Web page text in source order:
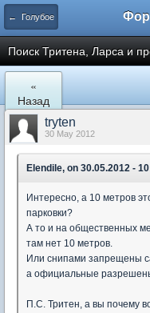
← Голубое
Поиск Тритена, Ларса и
«
Назад
tryten
30 May 2012
Elendile, on 30.05.2012 -
Интересно, а 10 метров
парковки?
А то и на общественных
там нет 10 метров.
Или снипами запрещены
а официальные
П.С. Тритен, а вы почему